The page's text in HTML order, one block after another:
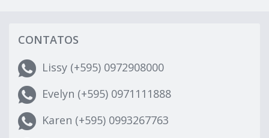
CONTATOS
Lissy (+595) 0972908000
Evelyn (+595) 0971111888
Karen (+595) 0993267763